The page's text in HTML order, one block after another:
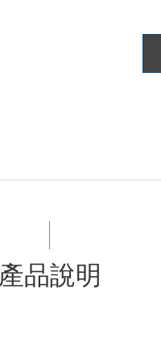
產品說明